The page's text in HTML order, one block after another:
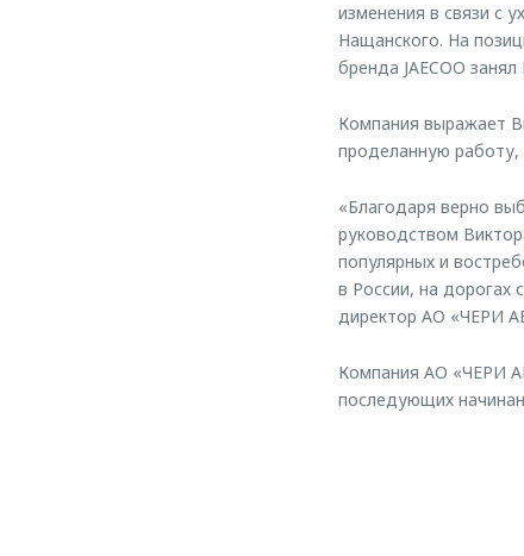
изменения в связи с
Нащанского. На
бренда JAECOO
Компания выражает
проделанную работу,
«Благодаря верно
руководством
популярных и
в России, на дорогах
директор АО «ЧЕРИ
Компания АО «ЧЕРИ
последующих